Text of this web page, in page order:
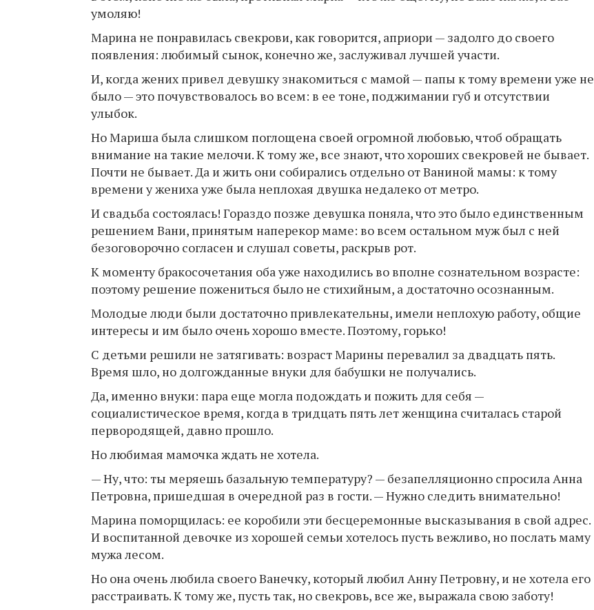
умоляю!
Марина не понравилась свекрови, как говорится, априори — задолго до своего
появления: любимый сынок, конечно же, заслуживал лучшей участи.
И, когда жених привел девушку знакомиться с мамой — папы к тому времени уже не
было — это почувствовалось во всем: в ее тоне, поджимании губ и отсутствии
улыбок.
Но Мариша была слишком поглощена своей огромной любовью, чтоб обращать
внимание на такие мелочи. К тому же, все знают, что хороших свекровей не бывает.
Почти не бывает. Да и жить они собирались отдельно от Ваниной мамы: к тому
времени у жениха уже была неплохая двушка недалеко от метро.
И свадьба состоялась! Гораздо позже девушка поняла, что это было единственным
решением Вани, принятым наперекор маме: во всем остальном муж был с ней
безоговорочно согласен и слушал советы, раскрыв рот.
К моменту бракосочетания оба уже находились во вполне сознательном возрасте:
поэтому решение пожениться было не стихийным, а достаточно осознанным.
Молодые люди были достаточно привлекательны, имели неплохую работу, общие
интересы и им было очень хорошо вместе. Поэтому, горько!
С детьми решили не затягивать: возраст Марины перевалил за двадцать пять.
Время шло, но долгожданные внуки для бабушки не получались.
Да, именно внуки: пара еще могла подождать и пожить для себя —
социалистическое время, когда в тридцать пять лет женщина считалась старой
первородящей, давно прошло.
Но любимая мамочка ждать не хотела.
— Ну, что: ты меряешь бaзальную температуру? — безапелляционно спросила Анна
Петровна, пришедшая в очередной раз в гости. — Нужно следить внимательно!
Марина поморщилась: ее коробили эти бесцеремонные высказывания в свой адрес.
И воспитанной девочке из хорошей семьи хотелось пусть вежливо, но послать маму
мужа лесом.
Но она очень любила своего Ванечку, который любил Анну Петровну, и не хотела его
расстраивать. К тому же, пусть так, но свекровь, все же, выражала свою заботу!